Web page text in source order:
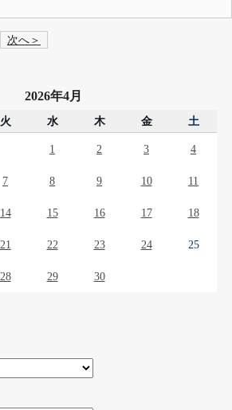
次へ＞
2026年4月
火 水 木 金 土
1 2 3 4
7 8 9 10 11
14 15 16 17 18
21 22 23 24 25
28 29 30